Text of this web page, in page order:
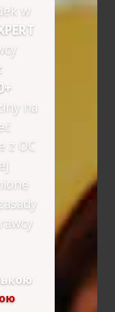
w
na
z OC